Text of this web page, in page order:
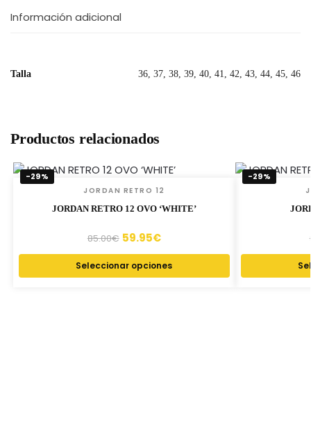
Información adicional
Talla 36, 37, 38, 39, 40, 41, 42, 43, 44, 45, 46
Productos relacionados
-29%
JORDAN RETRO 12
JORDAN RETRO 12 OVO ‘WHITE’
85.00€ 59.95€
Seleccionar opciones
-29%